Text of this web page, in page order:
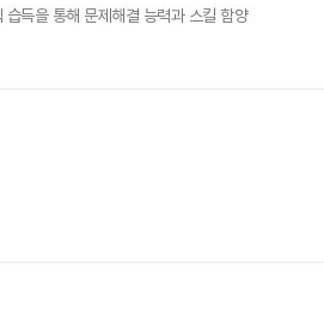
득을 통해 문제해결 능력과 스킬 함양